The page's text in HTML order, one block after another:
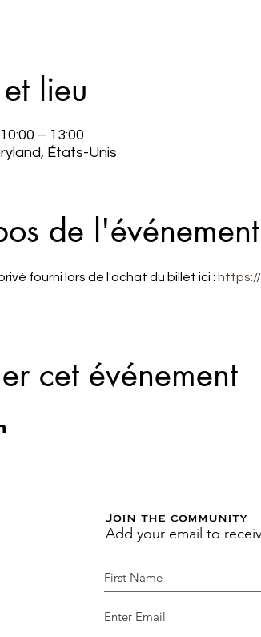
lieu
– 13:00
États-Unis
de l'événement
fourni lors de l'achat du billet ici :
cet événement
Join the community
Add your email to